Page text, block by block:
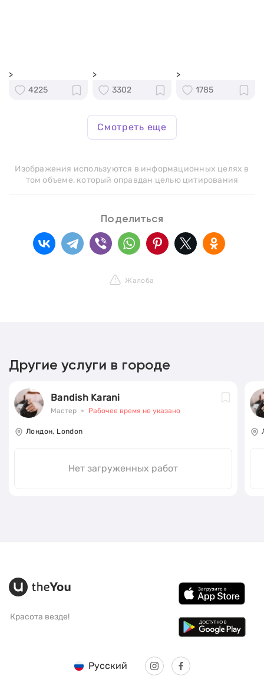
>
4225
>
3302
>
1785
Смотреть еще
Изображения используются в информационных целях в
том объеме, который оправдан целью цитирования
Поделиться
Жалоба
Другие услуги в городе
Bandish Karani
Мастер Рабочее время не указано
Лондон, London
Нет загруженных работ
Красота везде!
Русский